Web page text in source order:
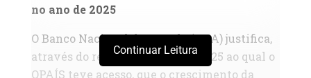
no ano de 2025
O Banco Nacional de Angola (BNA) justifica,
através do relatório de Contas 2025 ao qual o
OPAÍS teve acesso, que o crescimento da
Continuar Leitura